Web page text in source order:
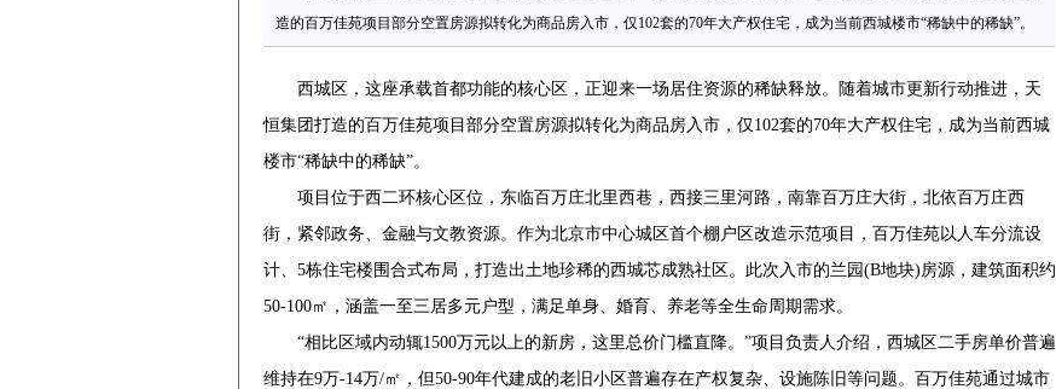
造的百万佳苑项目部分空置房源拟转化为商品房入市，仅102套的70年大产权住宅，成为当前西城楼市“稀缺中的稀缺”。
西城区，这座承载首都功能的核心区，正迎来一场居住资源的稀缺释放。随着城市更新行动推进，天
恒集团打造的百万佳苑项目部分空置房源拟转化为商品房入市，仅102套的70年大产权住宅，成为当前西城
楼市“稀缺中的稀缺”。
项目位于西二环核心区位，东临百万庄北里西巷，西接三里河路，南靠百万庄大街，北依百万庄西
街，紧邻政务、金融与文教资源。作为北京市中心城区首个棚户区改造示范项目，百万佳苑以人车分流设
计、5栋住宅楼围合式布局，打造出土地珍稀的西城芯成熟社区。此次入市的兰园(B地块)房源，建筑面积约
50-100㎡，涵盖一至三居多元户型，满足单身、婚育、养老等全生命周期需求。
“相比区域内动辄1500万元以上的新房，这里总价门槛直降。”项目负责人介绍，西城区二手房单价普遍
维持在9万-14万/㎡，但50-90年代建成的老旧小区普遍存在产权复杂、设施陈旧等问题。百万佳苑通过城市